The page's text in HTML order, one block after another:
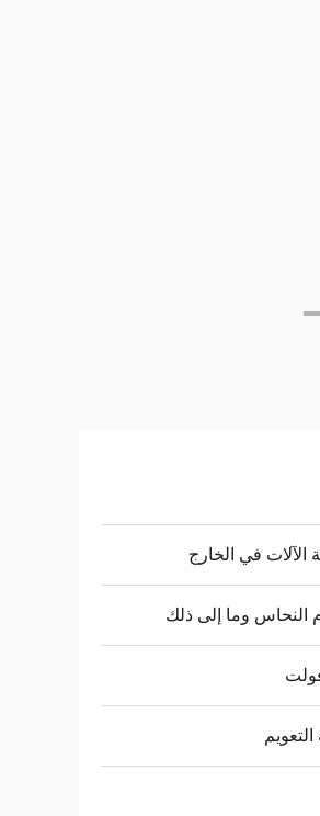
الآلات في الخارج
النحاس وما إلى ذلك